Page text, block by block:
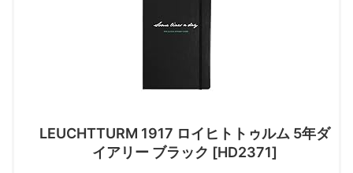
LEUCHTTURM 1917 ロイヒトトゥルム 5年ダ
イアリー ブラック [HD2371]